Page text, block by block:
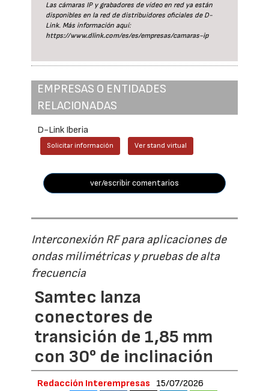
Las cámaras IP y grabadores de vídeo en red ya están
disponibles en la red de distribuidores oficiales de D-
Link. Más información aquí:
https://www.dlink.com/es/es/empresas/camaras-ip
EMPRESAS O ENTIDADES
RELACIONADAS
D-Link Iberia
Solicitar información Ver stand virtual
ver/escribir comentarios
Interconexión RF para aplicaciones de
ondas milimétricas y pruebas de alta
frecuencia
Samtec lanza
conectores de
transición de 1,85 mm
con 30° de inclinación
Redacción Interempresas 15/07/2026